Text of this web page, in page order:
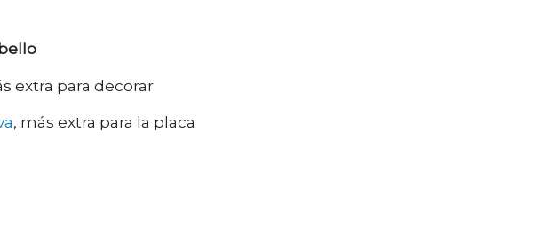
extra para decorar
, más extra para la placa